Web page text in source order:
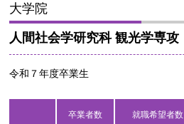
大学院
人間社会学研究科 観光学専攻
令和７年度卒業生
卒業者数 就職希望者数